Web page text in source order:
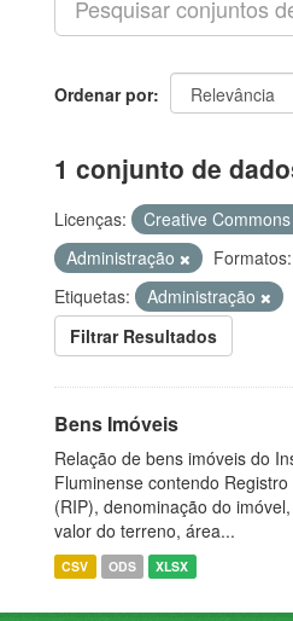
Ordenar por
1 conjunto de
Licenças: Creative
Administração
Formatos:
Etiquetas:
Administração
Filtrar Resultados
Bens Imóveis
Relação de bens imóveis do
Fluminense contendo
(RIP), denominação do
valor do terreno, área...
CSV ODS XLSX